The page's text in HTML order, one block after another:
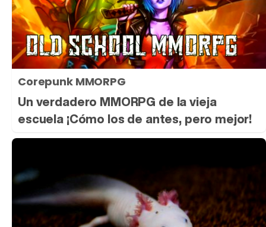
Corepunk MMORPG
Un verdadero MMORPG de la vieja
escuela ¡Cómo los de antes, pero mejor!